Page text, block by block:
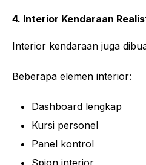
4. Interior Kendaraan
Interior kendaraan juga
Beberapa elemen interior:
Dashboard lengkap
Kursi personel
Panel kontrol